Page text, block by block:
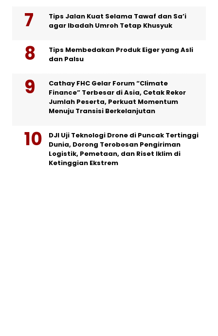
Tips Jalan Kuat Selama Tawaf dan Sa’i
agar Ibadah Umroh Tetap Khusyuk
Tips Membedakan Produk Eiger yang Asli
dan Palsu
Cathay FHC Gelar Forum “Climate
Finance” Terbesar di Asia, Cetak Rekor
Jumlah Peserta, Perkuat Momentum
Menuju Transisi Berkelanjutan
DJI Uji Teknologi Drone di Puncak Tertinggi
Dunia, Dorong Terobosan Pengiriman
Logistik, Pemetaan, dan Riset Iklim di
Ketinggian Ekstrem